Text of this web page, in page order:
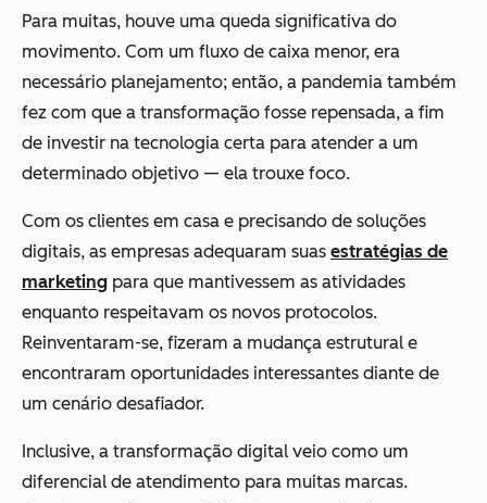
Para muitas, houve uma queda significativa do
movimento. Com um fluxo de caixa menor, era
necessário planejamento; então, a pandemia também
fez com que a transformação fosse repensada, a fim
de investir na tecnologia certa para atender a um
determinado objetivo — ela trouxe foco.
Com os clientes em casa e precisando de soluções
digitais, as empresas adequaram suas estratégias de
marketing para que mantivessem as atividades
enquanto respeitavam os novos protocolos.
Reinventaram-se, fizeram a mudança estrutural e
encontraram oportunidades interessantes diante de
um cenário desafiador.
Inclusive, a transformação digital veio como um
diferencial de atendimento para muitas marcas.